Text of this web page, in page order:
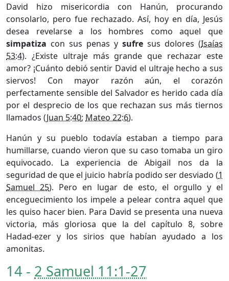
David hizo misericordia con Hanún, procurando
consolarlo, pero fue rechazado. Así, hoy en día, Jesús
desea revelarse a los hombres como aquel que
simpatiza con sus penas y sufre sus dolores (Isaías
53:4). ¿Existe ultraje más grande que rechazar este
amor? ¡Cuánto debió sentir David el ultraje hecho a sus
siervos! Con mayor razón aún, el corazón
perfectamente sensible del Salvador es herido cada día
por el desprecio de los que rechazan sus más tiernos
llamados (Juan 5:40; Mateo 22:6).
Hanún y su pueblo todavía estaban a tiempo para
humillarse, cuando vieron que su caso tomaba un giro
equivocado. La experiencia de Abigail nos da la
seguridad de que el juicio habría podido ser desviado (1
Samuel 25). Pero en lugar de esto, el orgullo y el
enceguecimiento los impele a pelear contra aquel que
les quiso hacer bien. Para David se presenta una nueva
victoria, más gloriosa que la del capítulo 8, sobre
Hadad-ezer y los sirios que habían ayudado a los
amonitas.
14 - 2 Samuel 11:1-27